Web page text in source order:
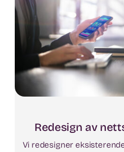
Redesign av
Vi redesigner